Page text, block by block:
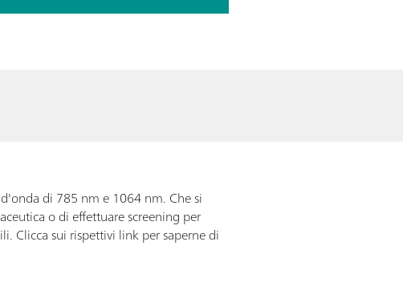
di 785 nm e 1064 nm. Che si
o di effettuare screening per
Clicca sui rispettivi link per saperne di